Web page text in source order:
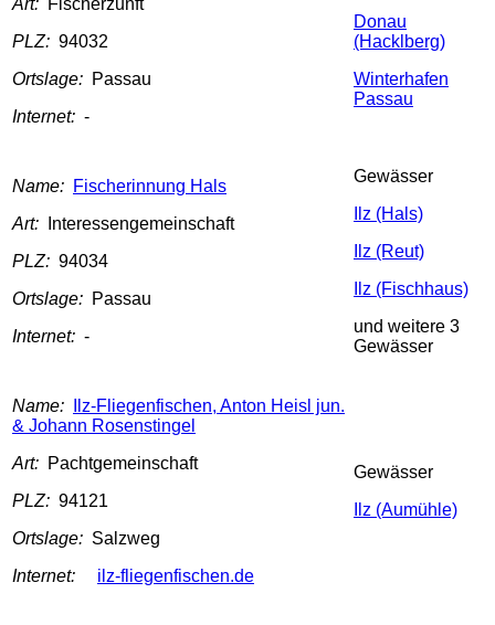
Art: Fischerzunft
PLZ: 94032
Ortslage: Passau
Internet: -
Donau
(Hacklberg)
Winterhafen
Passau
Name: Fischerinnung Hals
Art:
Interessengemeinschaft
PLZ: 94034
Ortslage: Passau
Internet: -
Gewässer
Ilz (Hals)
Ilz (Reut)
Ilz (Fischhaus)
und weitere 3
Gewässer
Name:
Ilz-Fliegenfischen, Anton Heisl jun.
& Johann Rosenstingel
Art: Pachtgemeinschaft
PLZ: 94121
Ortslage: Salzweg
Internet:
ilz-fliegenfischen.de
Gewässer
Ilz (Aumühle)